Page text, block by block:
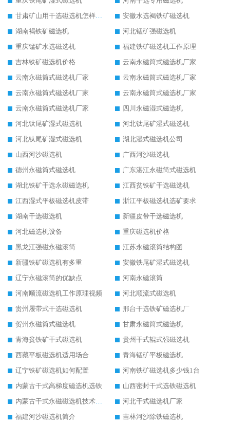
甘肃矿山用干选磁选机怎样调磁
安徽水选褐铁矿磁选机
湖南褐铁矿磁选机
河北锰矿强磁选机
重庆锰矿水选磁选机
福建铁矿磁选机工作原理
吉林铁矿磁选机价格
云南永磁筒式磁选机厂家
云南永磁筒式磁选机厂家
云南永磁筒式磁选机厂家
云南永磁筒式磁选机厂家
云南永磁筒式磁选机厂家
云南永磁筒式磁选机厂家
四川永磁湿式磁选机
河北钛尾矿湿式磁选机
河北钛尾矿湿式磁选机
河北钛尾矿湿式磁选机
湖北湿式磁选机公司
山西河沙磁选机
广西河沙磁选机
德州永磁筒式磁选机
广东湛江永磁筒式磁选机
湖北铁矿干选永磁磁选机
江西贫铁矿干选磁选机
江西湿式平板磁选机皮带
浙江平板磁选机选矿要求
湖南干选磁选机
新疆皮带干选磁选机
河北磁选机设备
重庆磁选机价格
黑龙江强磁永磁滚筒
江苏永磁滚筒结构图
新疆铁矿磁选机有多重
安徽铁尾矿湿式磁选机
辽宁永磁滚筒的优缺点
河南永磁滚筒
河南顺流磁选机工作原理视频
河北顺流式磁选机
贵州履带式干选磁选机
邢台干选铁矿磁选机厂
贺州永磁筒式磁选机
甘肃永磁筒式磁选机
青海贫铁矿干式磁选机
贵州干式辊式强磁选机
西藏平板磁选机适用场合
青海锰矿平板磁选机
辽宁铁矿磁选机如何配置
河南铁矿磁选机多少钱1台
内蒙古干式高梯度磁选机选铁
山西密封干式选铁磁选机
内蒙古干式永磁磁选机技术要求
河北干式磁选机厂家
福建河沙磁选机简介
吉林河沙除铁磁选机